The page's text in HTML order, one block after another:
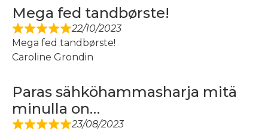
Mega fed tandbørste!
22/10/2023
Mega fed tandbørste!
Caroline Grondin
Paras sähköhammasharja mitä
minulla on…
23/08/2023